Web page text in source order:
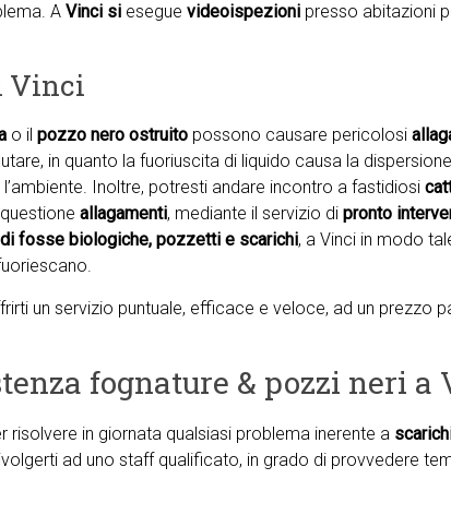
A Vinci si esegue videoispezioni presso abitazioni
Vinci
o il pozzo nero ostruito possono causare pericolosi
in quanto la fuoriuscita di liquido causa la
Inoltre, potresti andare incontro a fastidiosi
allagamenti, mediante il servizio di pronto
fosse biologiche, pozzetti e scarichi, a Vinci in modo
un servizio puntuale, efficace e veloce, ad un prezzo
fognature & pozzi neri a
risolvere in giornata qualsiasi problema inerente a
ad uno staff qualificato, in grado di provvedere